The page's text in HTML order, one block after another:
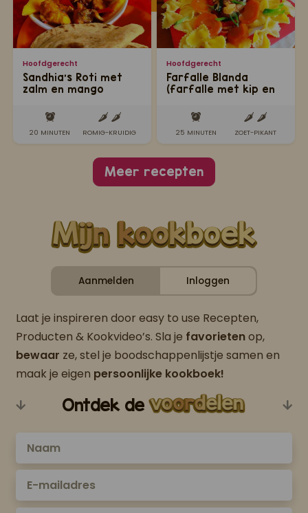
Hoofdgerecht
Sandhia's Roti met
zalm en mango
20 MINUTEN ROMIG-KRUIDIG
Hoofdgerecht
Farfalle Blanda
(farfalle met kip en
Sandhia's)
25 MINUTEN ZOET-PIKANT
Meer recepten
Aanmelden Inloggen
Laat je inspireren door easy to use Recepten,
Producten & Kookvideo’s. Sla je favorietenop,
bewaar ze, stel je boodschappenlijstje samen en
maak je eigen persoonlijke kookboek!
Ontdek de